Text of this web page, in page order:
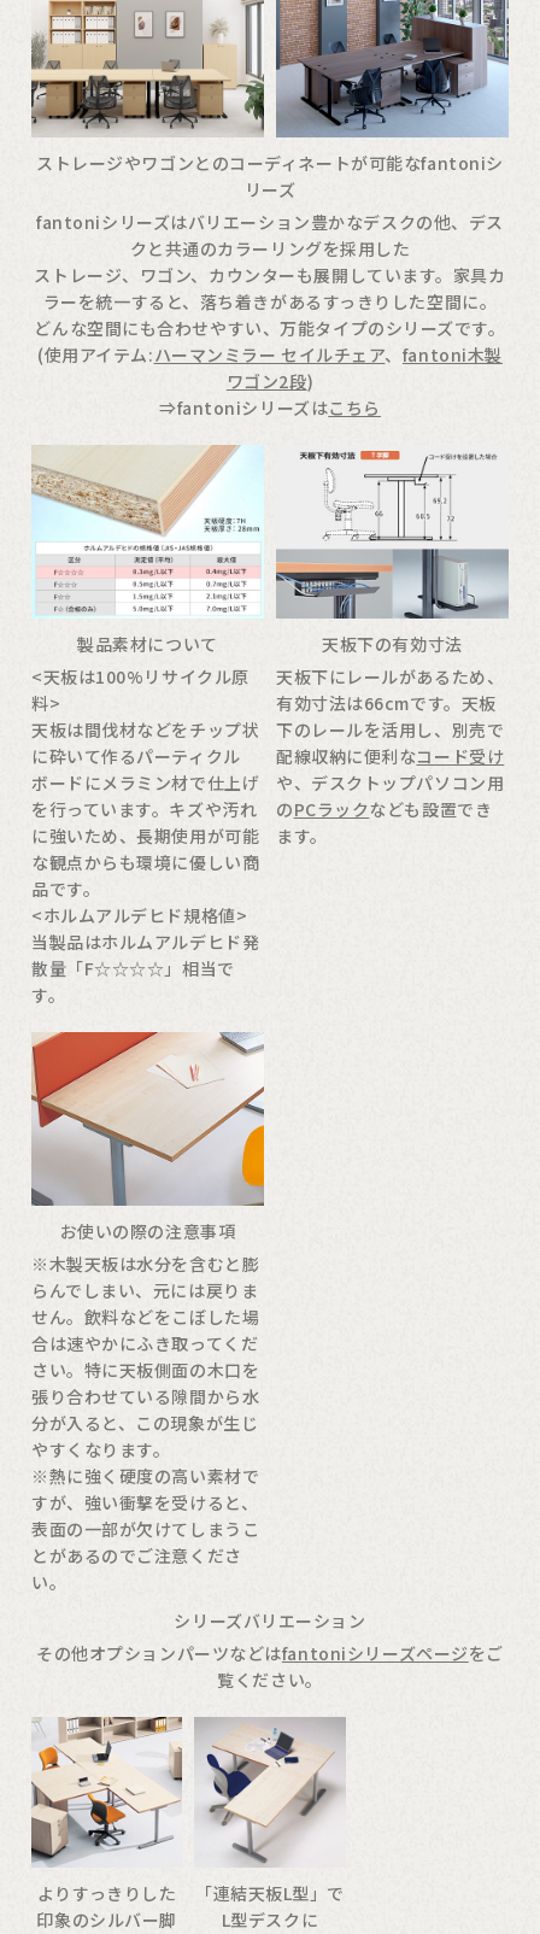
ストレージやワゴンとのコーディネートが可能なfantoniシ
リーズ
fantoniシリーズはバリエーション豊かなデスクの他、デス
クと共通のカラーリングを採用した
ストレージ、ワゴン、カウンターも展開しています。家具カ
ラーを統一すると、落ち着きがあるすっきりした空間に。
どんな空間にも合わせやすい、万能タイプのシリーズです。
(使用アイテム:ハーマンミラー セイルチェア、 fantoni木製
ワゴン2段)
⇒fantoniシリーズはこちら
製品素材について
<天板は100%リサイクル原
料>
天板は間伐材などをチップ状
に砕いて作るパーティクル
ボードにメラミン材で仕上げ
を行っています。キズや汚れ
に強いため、長期使用が可能
な観点からも環境に優しい商
品です。
<ホルムアルデヒド規格値>
当製品はホルムアルデヒド発
散量「F☆☆☆☆」相当で
す。
天板下の有効寸法
天板下にレールがあるため、
有効寸法は66cmです。天板
下のレールを活用し、別売で
配線収納に便利なコード受け
や、デスクトップパソコン用
のPCラックなども設置でき
ます。
お使いの際の注意事項
※木製天板は水分を含むと膨
らんでしまい、元には戻りま
せん。飲料などをこぼした場
合は速やかにふき取ってくだ
さい。特に天板側面の木口を
張り合わせている隙間から水
分が入ると、この現象が生じ
やすくなります。
※熱に強く硬度の高い素材で
すが、強い衝撃を受けると、
表面の一部が欠けてしまうこ
とがあるのでご注意くださ
い。
シリーズバリエーション
その他オプションパーツなどはfantoniシリーズページをご
覧ください。
よりすっきりした
印象のシルバー脚
「連結天板L型」で
L型デスクに